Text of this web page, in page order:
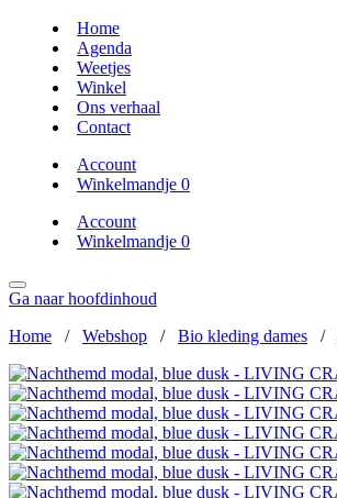
Home
Agenda
Weetjes
Winkel
Ons verhaal
Contact
Account
Winkelmandje 0
Account
Winkelmandje 0
Ga naar hoofdinhoud
Home / Webshop / Bio kleding dames /